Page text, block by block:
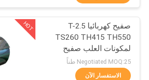
اتصل
أخبار
85
HOT
صفيح كهربائيا T-2.5
TS260 TH415 TH550
لمكونات العلب صفيح
SPTE TFS
Negotiated MOQ:25 طناً
الاستفسار الآن